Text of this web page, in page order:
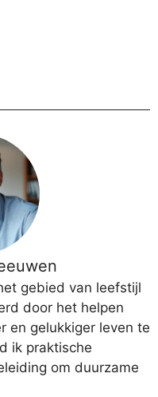
gebied van leefstijl
door het helpen
en gelukkiger leven te
ik praktische
om duurzame